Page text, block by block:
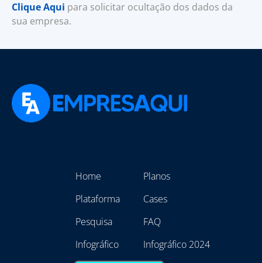
Clique Aqui para solicitar ocultação dos dados da
sua empresa.
Home
Plataforma
Pesquisa
Infográfico
Planos
Cases
FAQ
Infográfico 2024